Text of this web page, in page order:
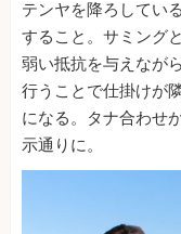
テンヤを降ろしてい
すること。サミング
弱い抵抗を与えなが
行うことで仕掛けが
になる。タナ合わせ
示通りに。